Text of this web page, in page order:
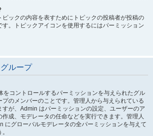
ピックの内容を表すためにトピックの投稿者が投稿の
す。トピックアイコンを使用するにはパーミッション
ループ
をコントロールするパーミッションを与えられたグル
プのメンバーのことです。管理人から与えられている
が、Admin はパーミッションの設定、ユーザーのア
成、モデレータの任命などを実行できます。管理人
にグローバルモデレータの全パーミッションを与えて